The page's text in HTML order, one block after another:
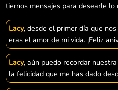
tiernos mensajes para desearle lo
Lacy, desde el primer día que
eras el amor de mi vida. ¡Feliz
Lacy, aún puedo recordar
la felicidad que me has dado